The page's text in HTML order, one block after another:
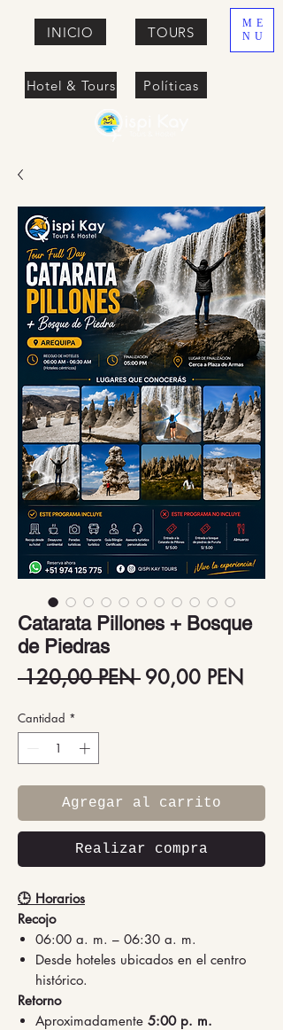
INICIO TOURS
Hotel & Tours Políticas
ME
NU
Catarata Pillones + Bosque
de Piedras
120,00 PEN Precio
90,00 PENPrecio
Cantidad *
Agregar al carrito
Realizar compra
🕒 Horarios
Recojo
06:00 a. m. – 06:30 a. m.
Desde hoteles ubicados en el centro
histórico.
Retorno
Aproximadamente 5:00 p. m.